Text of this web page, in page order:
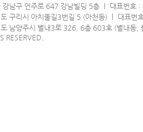
강남구 언주로 647 강남빌딩 5층
대표번호
구리시 아치울길3번길 5 (아천동)
대표번
도 남양주시 별내3로 326, 6층 603호 (별내동,